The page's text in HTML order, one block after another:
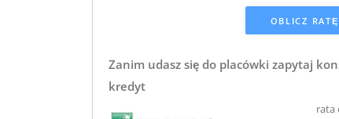
Zanim udasz się do placówki zapytaj
kredyt
rata